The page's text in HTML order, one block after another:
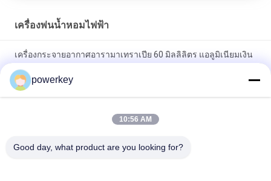
4's visual clarity is fantastic once you dial in the
smooth, and finding that sweet spot makes all
sessions. Highly r
เครื่องพ่นน้ำหอมไฟฟ้า
เครื่องกระจายอากาศอารามาเทราเปีย 60 มิลลิลิตร แอลูมิเนียมเงิน
สําหรับใช้ในบ้าน
Crearoma เครื่องกระจายน้ําหอมไฟฟ้า 12V EMF เครื่องกระจายน้ํา
อากาศอากาศอากาศอากาศอากาศ
powerkey
10:56 AM
Good day, what product are you looking for?